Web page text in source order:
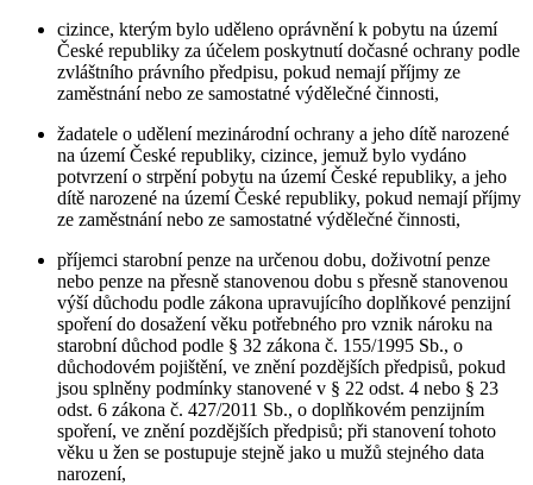
cizince, kterým bylo uděleno oprávnění k pobytu na území
České republiky za účelem poskytnutí dočasné ochrany podle
zvláštního právního předpisu, pokud nemají příjmy ze
zaměstnání nebo ze samostatné výdělečné činnosti,
žadatele o udělení mezinárodní ochrany a jeho dítě narozené
na území České republiky, cizince, jemuž bylo vydáno
potvrzení o strpění pobytu na území České republiky, a jeho
dítě narozené na území České republiky, pokud nemají příjmy
ze zaměstnání nebo ze samostatné výdělečné činnosti,
příjemci starobní penze na určenou dobu, doživotní penze
nebo penze na přesně stanovenou dobu s přesně stanovenou
výší důchodu podle zákona upravujícího doplňkové penzijní
spoření do dosažení věku potřebného pro vznik nároku na
starobní důchod podle § 32 zákona č. 155/1995 Sb., o
důchodovém pojištění, ve znění pozdějších předpisů, pokud
jsou splněny podmínky stanovené v § 22 odst. 4 nebo § 23
odst. 6 zákona č. 427/2011 Sb., o doplňkovém penzijním
spoření, ve znění pozdějších předpisů; při stanovení tohoto
věku u žen se postupuje stejně jako u mužů stejného data
narození,